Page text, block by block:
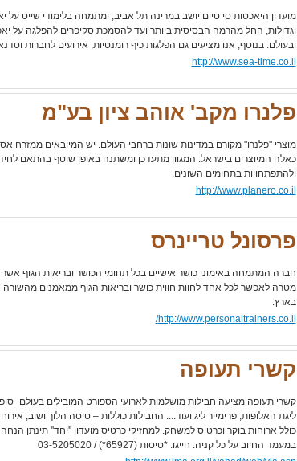
מועדון היאכטות סי טיים יושב במרינה תל אביב, ומתמחה בלימודי שייט על
וגדולות, החל מהרמה הבסיסית ביותר ועד להסמכת סקיפרים להפלגה על
ובעולם. בנוסף, אנו מציעים גם הפלגות כיף רומנטיות, אירועים לחברות
http://www.sea-time.co.il
פלנרו מקב' אוהב ציון בע"מ
מוצרי "פלנרו" מקורם במדינות שונות ברחבי העולם. יש המיובאים ממזרח
כאלה המיוצרים בישראל. המגוון מתעדכן ומשתנה באופן שוטף בהתאם
ולהתפתחויות בתחומים השונים.
http://www.planero.co.il
פרסונל טריינרס
חברה המתמחה באימוני כושר אישיים בכל תחומי הכושר ובריאות הגוף
מטרה לאפשר לכל אחד לחוות חווית כושר ובריאות הגוף ממאמנים
בארץ.
http://www.personaltrainers.co.il/
קשרי תעופה
קשרי תעופה מציעה חבילות מושלמות לארועי הספורט המובילים בעולם-
ליגת האלופות, פרימייר ליג ועוד.... החבילות כוללות – טיסה הלוך ושוב,
במעמד החיוב על כל קניה. חייגו: *טיסות (65927*) / 03-5205020